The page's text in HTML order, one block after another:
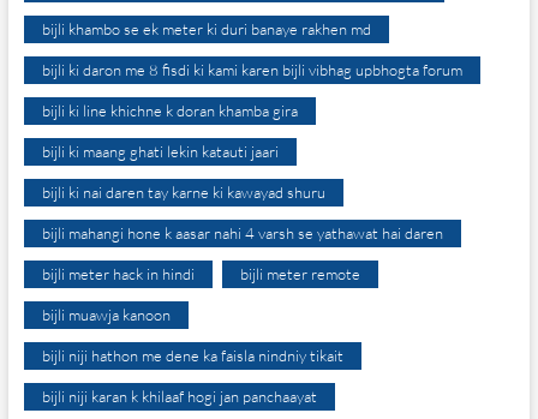
bijli khambo se ek meter ki duri banaye rakhen md
bijli ki daron me 8 fisdi ki kami karen bijli vibhag upbhogta forum
bijli ki line khichne k doran khamba gira
bijli ki maang ghati lekin katauti jaari
bijli ki nai daren tay karne ki kawayad shuru
bijli mahangi hone k aasar nahi 4 varsh se yathawat hai daren
bijli meter hack in hindi bijli meter remote
bijli muawja kanoon
bijli niji hathon me dene ka faisla nindniy tikait
bijli niji karan k khilaaf hogi jan panchaayat